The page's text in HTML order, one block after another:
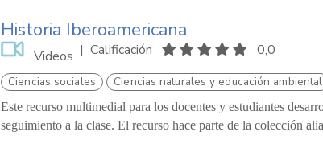
Historia Iberoamericana
Videos | Calificación 0,0
Ciencias sociales Ciencias naturales y educación ambiental
Este recurso multimedial para los docentes y estudiantes
seguimiento a la clase. El recurso hace parte de la colección